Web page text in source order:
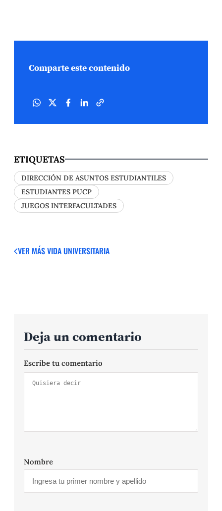
Comparte este contenido
ETIQUETAS
DIRECCIÓN DE ASUNTOS ESTUDIANTILES
ESTUDIANTES PUCP
JUEGOS INTERFACULTADES
VER MÁSVIDA UNIVERSITARIA
Deja un comentario
Escribe tu comentario
Nombre